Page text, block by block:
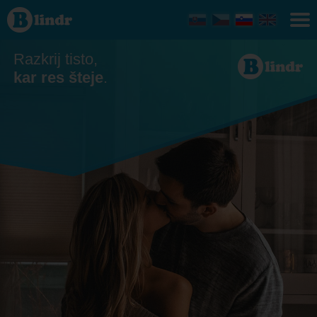
Zmenkovati
- Ona išče
njega
Razkrij tisto,
kar res šteje.